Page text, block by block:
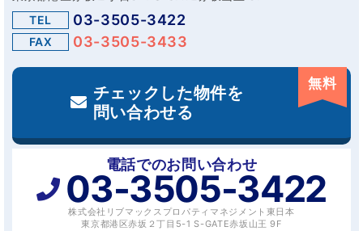
TEL
03-3505-3422
FAX 03-3505-3433
チェックした物件を
問い合わせる
無料
電話でのお問い合わせ
03-3505-3422
株式会社リブマックスプロパティマネジメント東日本
東京都港区赤坂２丁目5-1 S-GATE赤坂山王 9F